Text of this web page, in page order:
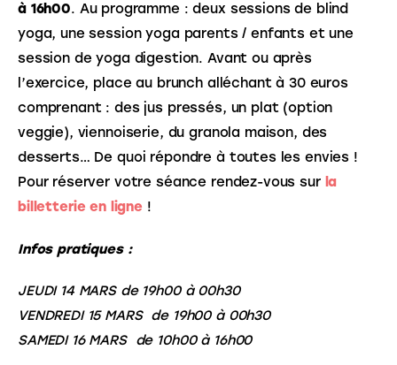
à 16h00. Au programme : deux sessions de blind
yoga, une session yoga parents / enfants et une
session de yoga digestion. Avant ou après
l’exercice, place au brunch alléchant à 30 euros
comprenant : des jus pressés, un plat (option
veggie), viennoiserie, du granola maison, des
desserts… De quoi répondre à toutes les envies !
Pour réserver votre séance rendez-vous sur la
billetterie en ligne !
Infos pratiques :
JEUDI 14 MARS de 19h00 à 00h30
VENDREDI 15 MARS de 19h00 à 00h30
SAMEDI 16 MARS de 10h00 à 16h00